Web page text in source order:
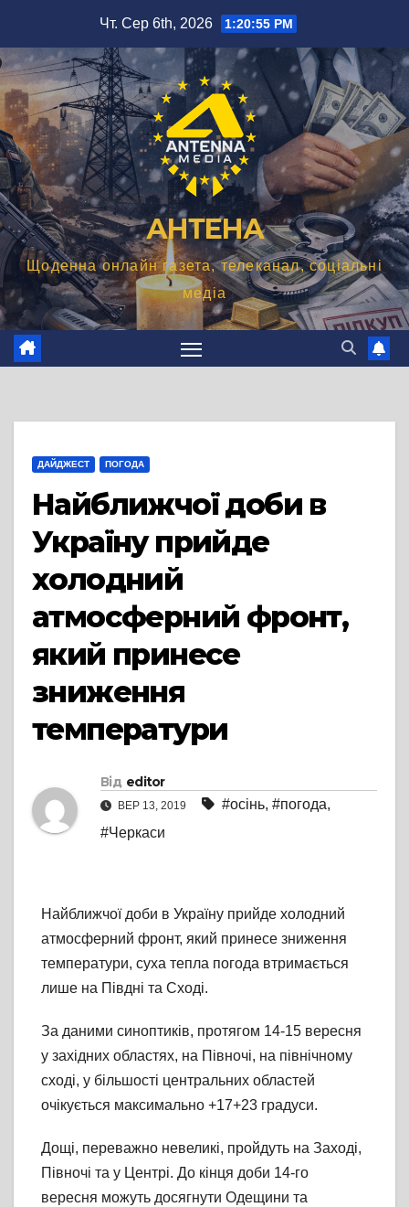
вмісту
Чт. Сер 6th, 2026 1:20:56 PM
АНТЕНА
Щоденна онлайн газета, телеканал, соціальні
медіа
ДАЙДЖЕСТ ПОГОДА
Найближчої доби в
Україну прийде
холодний
атмосферний фронт,
який принесе
зниження
температури
Від editor
ВЕР 13, 2019 #осінь, #погода,
#Черкаси
Найближчої доби в Україну прийде холодний
атмосферний фронт, який принесе зниження
температури, суха тепла погода втримається
лише на Півдні та Сході.
За даними синоптиків, протягом 14-15 вересня
у західних областях, на Півночі, на північному
сході, у більшості центральних областей
очікується максимально +17+23 градуси.
Дощі, переважно невеликі, пройдуть на Заході,
Півночі та у Центрі. До кінця доби 14-го
вересня можуть досягнути Одещини та